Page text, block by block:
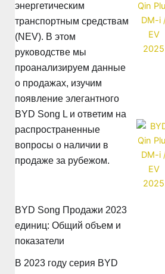
энергетическим
транспортным средствам
(NEV). В этом
руководстве мы
проанализируем данные
о продажах, изучим
появление элегантного
BYD Song L и ответим на
распространенные
вопросы о наличии в
продаже за рубежом.
BYD Song Продажи 2023
единиц: Общий объем и
показатели
В 2023 году серия BYD